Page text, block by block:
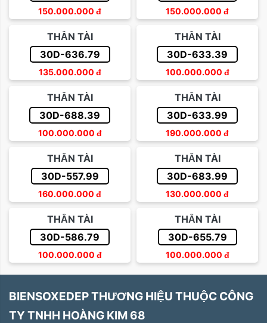
150.000.000 đ 150.000.000 đ
THẦN TÀI
30D-636.79
135.000.000 đ
THẦN TÀI
30D-633.39
100.000.000 đ
THẦN TÀI
30D-688.39
100.000.000 đ
THẦN TÀI
30D-633.99
190.000.000 đ
THẦN TÀI
30D-557.99
160.000.000 đ
THẦN TÀI
30D-683.99
130.000.000 đ
THẦN TÀI
30D-586.79
100.000.000 đ
THẦN TÀI
30D-655.79
100.000.000 đ
BIENSOXEDEP THƯƠNG HIỆU THUỘC CÔNG
TY TNHH HOÀNG KIM 68